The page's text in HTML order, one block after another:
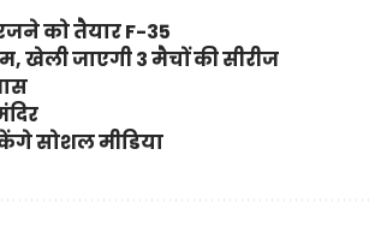
को तैयार F-35
खेली जाएगी 3 मैचों की सीरीज
सोशल मीडिया